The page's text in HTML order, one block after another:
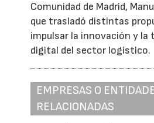
Comunidad de Madrid,
que trasladó distintas
impulsar la innovación y
digital del sector logístico.
EMPRESAS O
RELACIONADAS